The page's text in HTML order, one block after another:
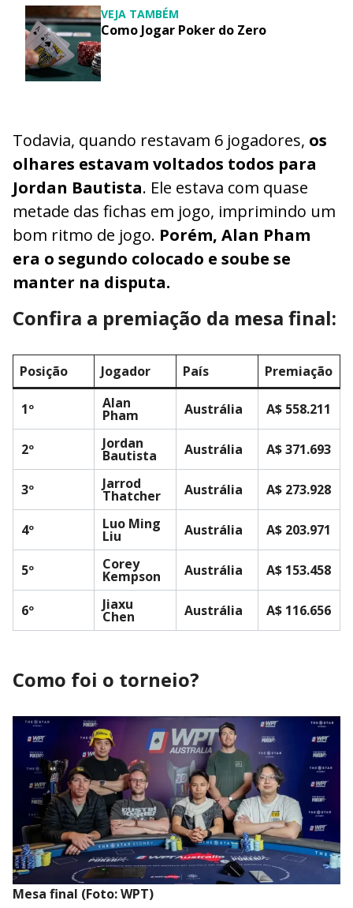
VEJA TAMBÉM
Como Jogar Poker do Zero
Todavia, quando restavam 6 jogadores, os
olhares estavam voltados todos para
Jordan Bautista. Ele estava com quase
metade das fichas em jogo, imprimindo um
bom ritmo de jogo. Porém, Alan Pham
era o segundo colocado e soube se
manter na disputa.
Confira a premiação da mesa final:
Posição Jogador País Premiação
1º Alan
Pham Austrália A$ 558.211
2º Jordan
Bautista Austrália A$ 371.693
3º Jarrod
Thatcher Austrália A$ 273.928
4º Luo Ming
Liu Austrália A$ 203.971
5º Corey
Kempson Austrália A$ 153.458
6º Jiaxu
Chen Austrália A$ 116.656
Como foi o torneio?
Mesa final (Foto: WPT)